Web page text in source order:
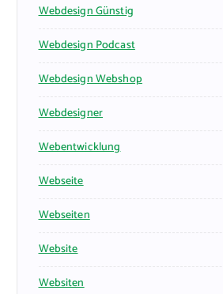
Webdesign Günstig
Webdesign Podcast
Webdesign Webshop
Webdesigner
Webentwicklung
Webseite
Webseiten
Website
Websiten